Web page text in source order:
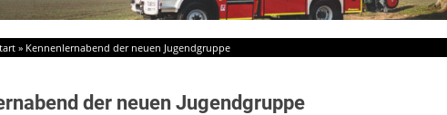
» Kennenlernabend der neuen Jugendgruppe
der neuen Jugendgruppe